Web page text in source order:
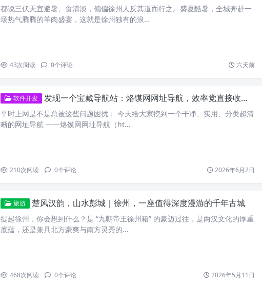
都说三伏天宜避暑、食清淡，偏偏徐州人反其道而行之。盛夏酷暑，全城奔赴一
场热气腾腾的羊肉盛宴，这就是徐州独有的浪…
43次阅读 0个评论 六天前
软件开发 发现一个宝藏导航站：烙馍网网址导航，效率党直接收藏！
平时上网是不是总被这些问题困扰： 今天给大家挖到一个干净、实用、分类超清
晰的网址导航 ——烙馍网网址导航（ht…
210次阅读 0个评论 2026年6月2日
旅游 楚风汉韵，山水彭城｜徐州，一座值得深度漫游的千年古城
提起徐州，你会想到什么？是 “九朝帝王徐州籍” 的豪迈过往，是两汉文化的厚重
底蕴，还是兼具北方豪爽与南方灵秀的…
468次阅读 0个评论 2026年5月11日